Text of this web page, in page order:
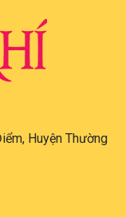
Huyện Thường